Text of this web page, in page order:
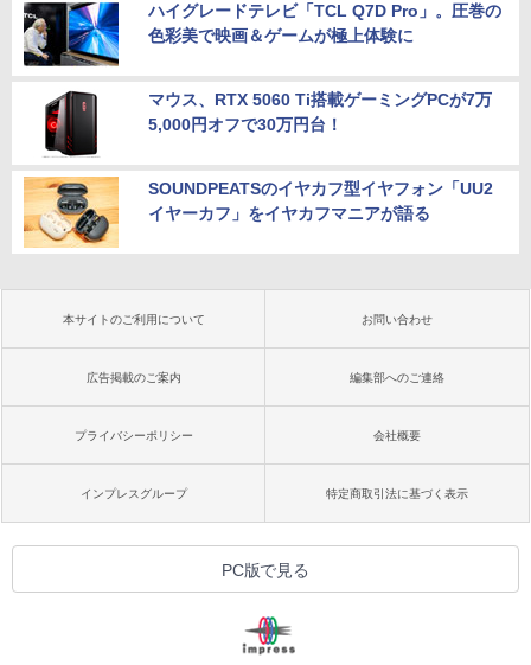
ハイグレードテレビ「TCL Q7D Pro」。圧巻の
色彩美で映画＆ゲームが極上体験に
マウス、RTX 5060 Ti搭載ゲーミングPCが7万
5,000円オフで30万円台！
SOUNDPEATSのイヤカフ型イヤフォン「UU2
イヤーカフ」をイヤカフマニアが語る
本サイトのご利用について お問い合わせ
広告掲載のご案内 編集部へのご連絡
プライバシーポリシー 会社概要
インプレスグループ 特定商取引法に基づく表示
PC版で見る